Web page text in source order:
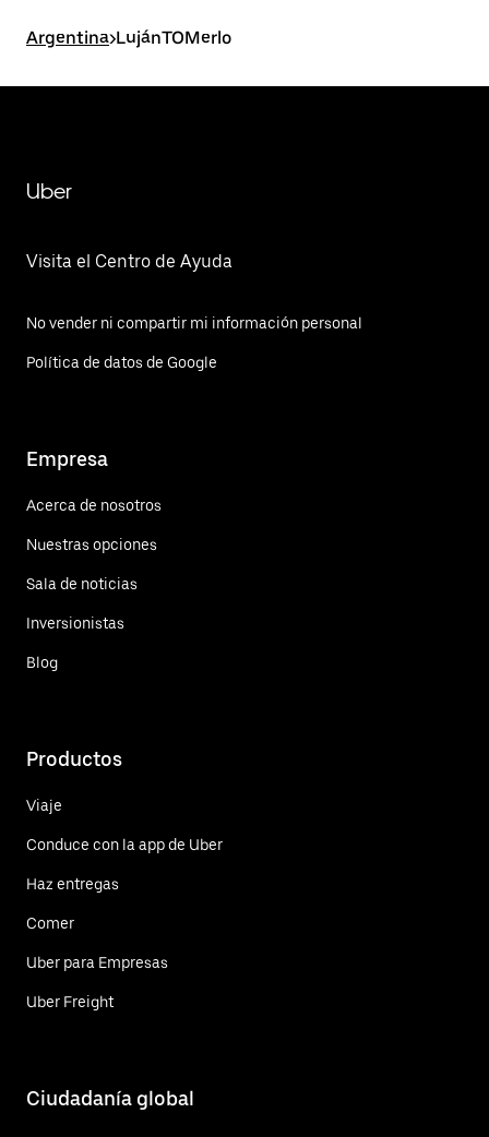
Argentina>LujánTOMerlo
Uber
Visita el Centro de Ayuda
No vender ni compartir mi información personal
Política de datos de Google
Empresa
Acerca de nosotros
Nuestras opciones
Sala de noticias
Inversionistas
Blog
Productos
Viaje
Conduce con la app de Uber
Haz entregas
Comer
Uber para Empresas
Uber Freight
Ciudadanía global